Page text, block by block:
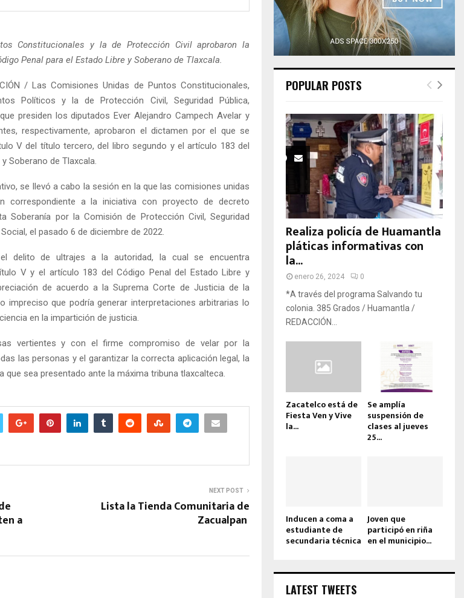
Constitucionales y la de Protección Civil aprobaron la
Penal para el Estado Libre y Soberano de Tlaxcala.
/ Las Comisiones Unidas de Puntos Constitucionales,
Políticos y la de Protección Civil, Seguridad Pública,
presiden los diputados Ever Alejandro Campech Avelar y
respectivamente, aprobaron el dictamen por el que se
V del título tercero, del libro segundo y el artículo 183 del
Soberano de Tlaxcala.
se llevó a cabo la sesión en la que las comisiones unidas
correspondiente a la iniciativa con proyecto de decreto
Soberanía por la Comisión de Protección Civil, Seguridad
el pasado 6 de diciembre de 2022.
delito de ultrajes a la autoridad, la cual se encuentra
V y el artículo 183 del Código Penal del Estado Libre y
de acuerdo a la Suprema Corte de Justicia de la
impreciso que podría generar interpretaciones arbitrarias lo
en la impartición de justicia.
vertientes y con el firme compromiso de velar por la
las personas y el garantizar la correcta aplicación legal, la
sea presentado ante la máxima tribuna tlaxcalteca.
a
NEXT POST
Lista la Tienda Comunitaria de
Zacualpan
POPULAR POSTS
Realiza policía de Huamantla
pláticas informativas con
la...
enero 26, 2024 0
*A través del programa Salvando tu
colonia. 385 Grados / Huamantla /
REDACCIÓN...
Zacatelco está de
Fiesta Ven y Vive
la...
Se amplía
suspensión de
clases al jueves
25...
Inducen a coma a
estudiante de
secundaria técnica
Joven que
participó en riña
en el municipio...
LATEST TWEETS